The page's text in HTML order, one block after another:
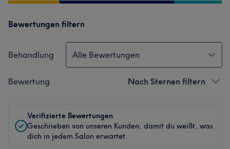
Bewertungen filtern
Behandlung Alle Bewertungen
Bewertung Nach Sternen filtern
Verifizierte Bewertungen
Geschrieben von unseren Kunden, damit du weißt, was
dich in jedem Salon erwartet.